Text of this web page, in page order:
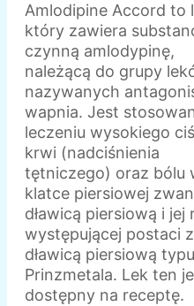
Amlodipine Accord to
który zawiera
czynną amlodypinę,
należącą do grupy
nazywanych
wapnia. Jest
leczeniu wysokiego
krwi (nadciśnienia
tętniczego) oraz bólu
klatce piersiowej
dławicą piersiową i jej
występującej postaci
dławicą piersiową typu
Prinzmetala. Lek ten
dostępny na receptę.